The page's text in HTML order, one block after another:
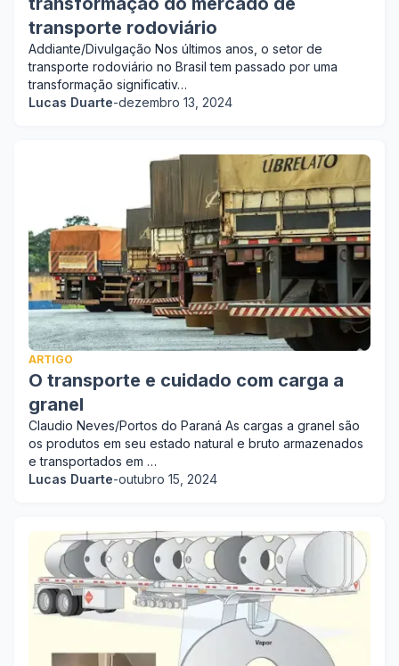
transporte rodoviário
Addiante/Divulgação Nos últimos anos, o setor de
transporte rodoviário no Brasil tem passado por uma
transformação significativ…
Lucas Duarte-dezembro 13, 2024
ARTIGO
O transporte e cuidado com carga a
granel
Claudio Neves/Portos do Paraná As cargas a granel são
os produtos em seu estado natural e bruto armazenados
e transportados em …
Lucas Duarte-outubro 15, 2024